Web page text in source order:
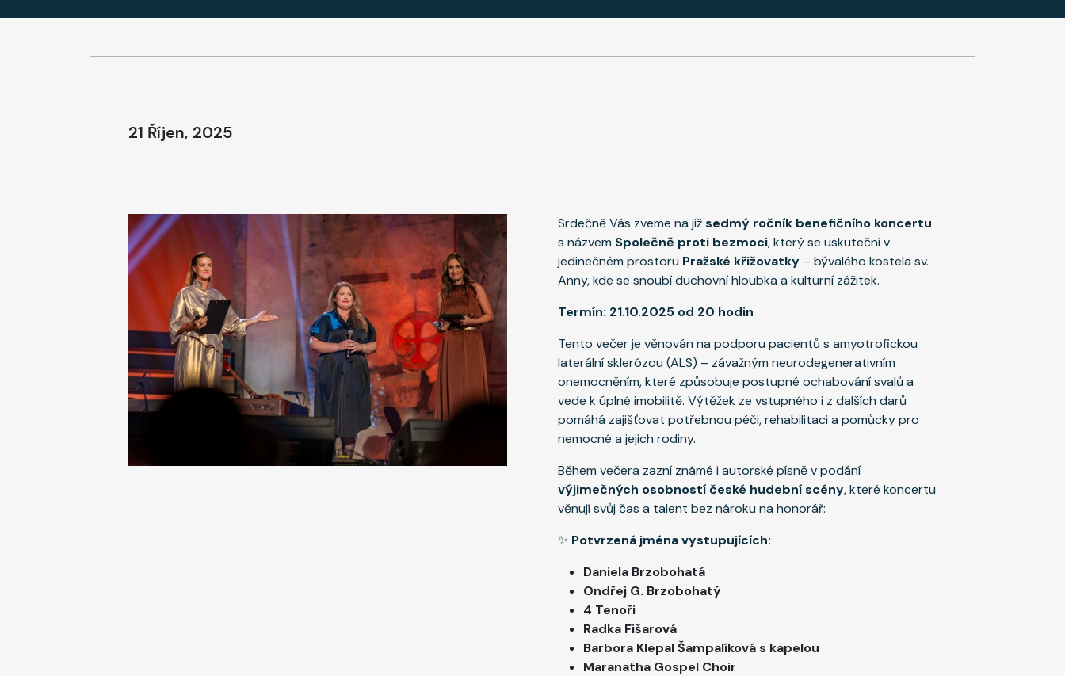
21 Říjen, 2025
Srdečně Vás zveme na jižsedmý ročník benefičního koncertu
s názvem Společně proti bezmoci, který se uskuteční v
jedinečném prostoru Pražské křižovatky – bývalého kostela sv.
Anny, kde se snoubí duchovní hloubka a kulturní zážitek.
Termín: 21.10.2025 od 20 hodin
Tento večer je věnován na podporu pacientů s amyotrofickou
laterální sklerózou (ALS) – závažným neurodegenerativním
onemocněním, které způsobuje postupné ochabování svalů a
vede k úplné imobilitě. Výtěžek ze vstupného i z dalších darů
pomáhá zajišťovat potřebnou péči, rehabilitaci a pomůcky pro
nemocné a jejich rodiny.
Během večera zazní známé i autorské písně v podání
výjimečných osobností české hudební scény, které koncertu
věnují svůj čas a talent bez nároku na honorář:
✨ Potvrzená jména vystupujících:
Daniela Brzobohatá
Ondřej G. Brzobohatý
4 Tenoři
Radka Fišarová
Barbora Klepal Šampalíková s kapelou
Maranatha Gospel Choir